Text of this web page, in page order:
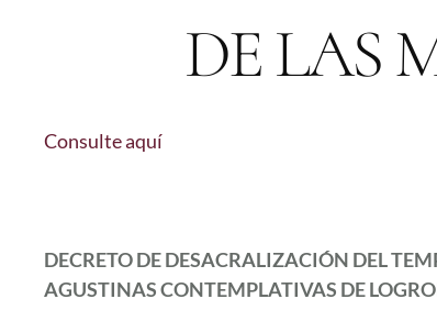
DE LAS
Consulte aquí
DECRETO DE DESACRALIZACIÓN DEL
AGUSTINAS CONTEMPLATIVAS DE